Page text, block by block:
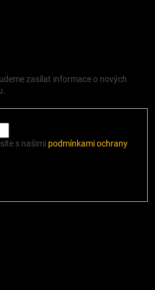
zasílat informace o nových
s našimi podmínkami ochrany